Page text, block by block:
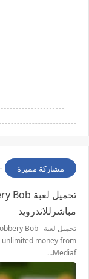
مشاركة مميزة
مباشرللاندرويد
money from
Mediaf…